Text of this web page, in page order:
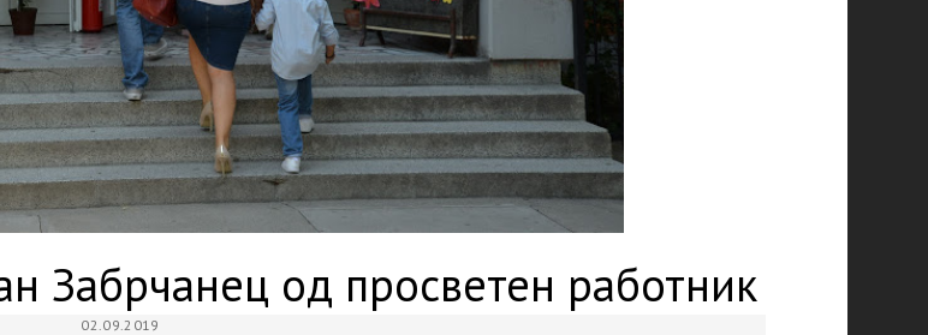
Забрчанец од просветен работник
02.09.2019